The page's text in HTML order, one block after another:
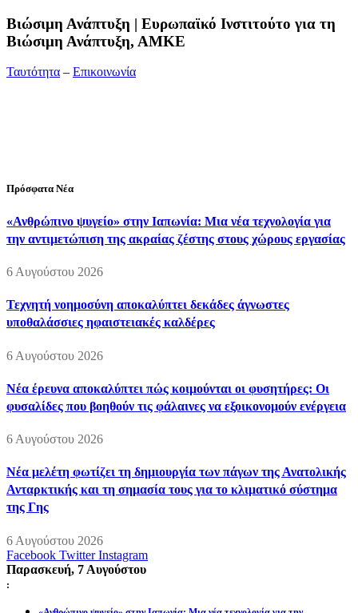
Bιώσιμη Ανάπτυξη | Ευρωπαϊκό Ινστιτούτο για τη
Βιώσιμη Ανάπτυξη, ΑΜΚΕ
Ταυτότητα – Επικοινωνία
Πρόσφατα Νέα
«Ανθρώπινο ψυγείο» στην Ιαπωνία: Μια νέα τεχνολογία για
την αντιμετώπιση της ακραίας ζέστης στους χώρους εργασίας
6 Αυγούστου 2026
Τεχνητή νοημοσύνη αποκαλύπτει δεκάδες άγνωστες
υποθαλάσσιες ηφαιστειακές καλδέρες
6 Αυγούστου 2026
Νέα έρευνα αποκαλύπτει πώς κοιμούνται οι φυσητήρες: Οι
φυσαλίδες που βοηθούν τις φάλαινες να εξοικονομούν ενέργεια
6 Αυγούστου 2026
Νέα μελέτη φωτίζει τη δημιουργία των πάγων της Ανατολικής
Ανταρκτικής και τη σημασία τους για το κλιματικό σύστημα
της Γης
6 Αυγούστου 2026
Facebook Twitter Instagram
Παρασκευή, 7 Αυγούστου
: